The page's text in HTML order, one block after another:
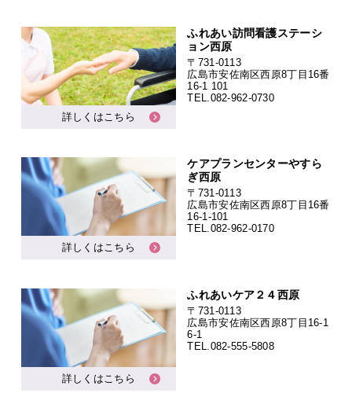
詳しくはこちら
ふれあい訪問看護ステーシ
ョン西原
〒731-0113
広島市安佐南区西原8丁目16番
16-1 101
TEL. 082-962-0730
詳しくはこちら
ケアプランセンターやすら
ぎ西原
〒731-0113
広島市安佐南区西原8丁目16番
16-1-101
TEL.082-962-0170
詳しくはこちら
ふれあいケア２４西原
〒731-0113
広島市安佐南区西原8丁目16-1
6-1
TEL. 082-555-5808